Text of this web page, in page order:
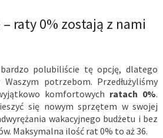
raty 0% zostają z nami
polubiliście tę opcję, dlatego
potrzebom. Przedłużyliśmy
komfortowych ratach 0%.
się nowym sprzętem w swojej
wakacyjnego budżetu i bez
Maksymalna ilość rat 0% to aż 36.